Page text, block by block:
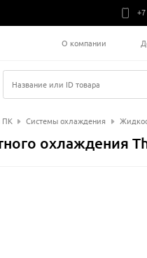
+7
О компании
Название или ID товара
ПК Системы охлаждения
охлаждения